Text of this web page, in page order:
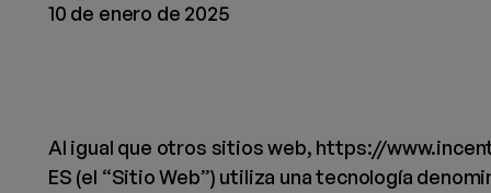
10 de enero de 2025
Al igual que otros sitios web, https://
ES (el “Sitio Web”) utiliza una tecnología